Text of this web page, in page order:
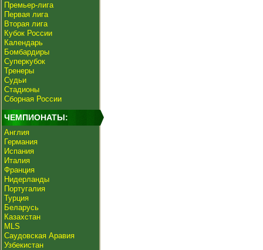
Премьер-лига
Первая лига
Вторая лига
Кубок России
Календарь
Бомбардиры
Суперкубок
Тренеры
Судьи
Стадионы
Сборная России
ЧЕМПИОНАТЫ:
Англия
Германия
Испания
Италия
Франция
Нидерланды
Португалия
Турция
Беларусь
Казахстан
MLS
Саудовская Аравия
Узбекистан